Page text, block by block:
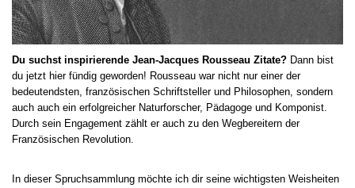
Du suchst inspirierende Jean-Jacques Rousseau Zitate? Dann bist
du jetzt hier fündig geworden! Rousseau war nicht nur einer der
bedeutendsten, französischen Schriftsteller und Philosophen, sondern
auch auch ein erfolgreicher Naturforscher, Pädagoge und Komponist.
Durch sein Engagement zählt er auch zu den Wegbereitern der
Französischen Revolution.
In dieser Spruchsammlung möchte ich dir seine wichtigsten Weisheiten